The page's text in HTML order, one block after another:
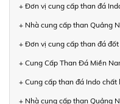
+ Đơn vị cung cấp than đá
+ Nhà cung cấp than Quảng
+ Đơn vị cung cấp than đá
+ Cung Cấp Than Đá Miền
+ Cung cấp than đá Indo
+ Nhà cung cấp than Quảng